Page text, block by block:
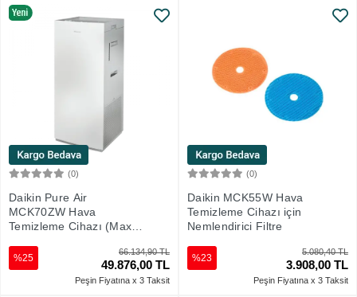
(0)
Daikin Pure Air
MCK70ZW Hava
Temizleme Cihazı (Max.
66.134,90 TL
49.876,00 TL
%25
Peşin Fiyatına x 3 Taksit
(0)
Daikin MCK55W Hava
Temizleme Cihazı için
Nemlendirici Filtre
5.080,40 TL
3.908,00 TL
%23
Peşin Fiyatına x 3 Taksit